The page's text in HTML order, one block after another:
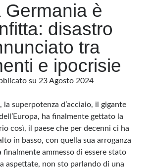
Germania è
disastro
tra
e ipocrisie
su 23 Agosto 2024
la superpotenza d’acciaio, il gigante
ha finalmente gettato la
così, il paese che per decenni ci ha
in basso, con quella sua arroganza
finalmente ammesso di essere stato
aspettate, non sto parlando di una